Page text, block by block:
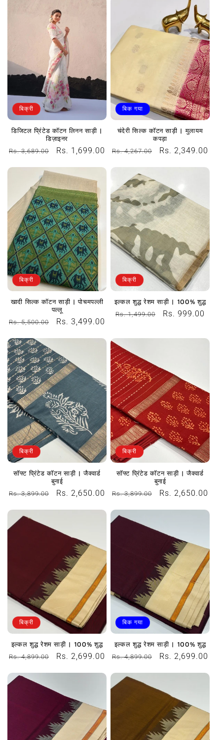
बिक्री
डिजिटल प्रिंटेड कॉटन लिनन साड़ी |
डिज़ाइनर
नियमित
Rs. 3,689.00
विक्रय
Rs. 1,699.00
बिक गया
चंदेरी सिल्क कॉटन साड़ी | मुलायम
कपड़ा
नियमित
मूल्य
Rs. 4,267.00
विक्रय
Rs. 2,349.00
बिक्री
खादी सिल्क कॉटन साड़ी | पोचमपल्ली
पल्लू
नियमित
से
मूल्य
Rs. 5,500.00
विक्रय
Rs. 3,499.00
बिक्री
इल्कल शुद्ध रेशम साड़ी | 100% शुद्ध
नियमित
से
मूल्य
Rs. 1,499.00
विक्रय
Rs. 999.00
बिक्री
सॉफ्ट प्रिंटेड कॉटन साड़ी | जैक्वार्ड
बुनाई
नियमित
मूल्य
Rs. 3,899.00
विक्रय
Rs. 2,650.00
बिक्री
सॉफ्ट प्रिंटेड कॉटन साड़ी | जैक्वार्ड
बुनाई
नियमित
से
Rs. 3,899.00
विक्रय
Rs. 2,650.00
बिक्री
इल्कल शुद्ध रेशम साड़ी | 100% शुद्ध
नियमित
से
Rs. 4,899.00
विक्रय
Rs. 2,699.00
बिक गया
इल्कल शुद्ध रेशम साड़ी | 100% शुद्ध
नियमित
Rs. 4,899.00
विक्रय
Rs. 2,699.00